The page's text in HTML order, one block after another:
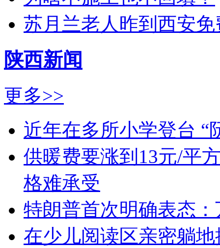
苏月兰老人昨到西安
陕西新闻
更多>>
近年在多所小学登台 “
供暖费要涨到13元/平
格难承受
特朗普首次明确表态
在少儿阅读区亲密躺